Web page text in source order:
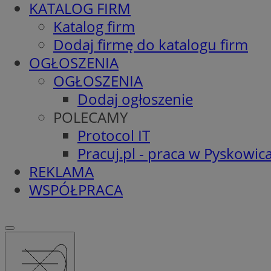
KATALOG FIRM
Katalog firm
Dodaj firmę do katalogu firm
OGŁOSZENIA
OGŁOSZENIA
Dodaj ogłoszenie
POLECAMY
Protocol IT
Pracuj.pl - praca w
REKLAMA
WSPÓŁPRACA